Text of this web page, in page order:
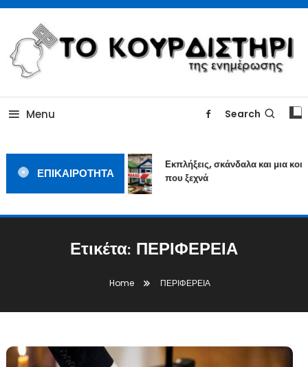
Skip
Content
TOKOURDISTIRI.GR
Menu Search
ΕΠΙΚΑΙΡΟΤΗΤΑ
Εκπλήξεις, σκάνδαλα και μια
που ξεχνά
Ετικέτα: ΠΕΡΙΦΕΡΕΙΑ
Home ΠΕΡΙΦΕΡΕΙΑ